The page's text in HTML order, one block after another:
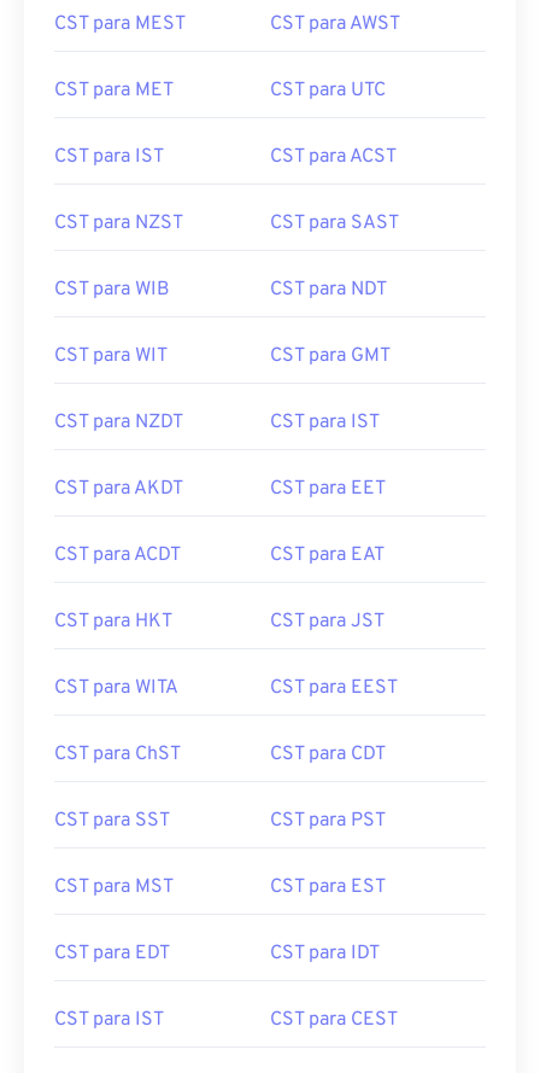
CST para MEST CST para AWST
CST para MET CST para UTC
CST para IST CST para ACST
CST para NZST CST para SAST
CST para WIB CST para NDT
CST para WIT CST para GMT
CST para NZDT CST para IST
CST para AKDT CST para EET
CST para ACDT CST para EAT
CST para HKT CST para JST
CST para WITA CST para EEST
CST para ChST CST para CDT
CST para SST CST para PST
CST para MST CST para EST
CST para EDT CST para IDT
CST para IST CST para CEST